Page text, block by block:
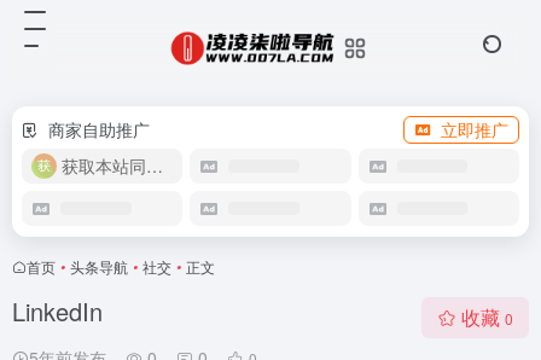
商家自助推广
立即推广
获取本站同款主题
首页 • 头条导航 • 社交 • 正文
LinkedIn 收藏 0